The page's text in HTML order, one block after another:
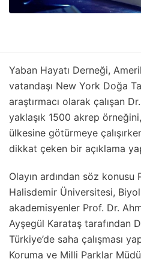
Yaban Hayatı Derneği,
vatandaşı New York Doğa
araştırmacı olarak çalışan
yaklaşık 1500 akrep
ülkesine götürmeye
dikkat çeken bir açıklama
Olayın ardından söz konusu
Halisdemir Üniversitesi,
akademisyenler Prof. Dr.
Ayşegül Karataş tarafından
Türkiye’de saha çalışması
Koruma ve Milli Parklar